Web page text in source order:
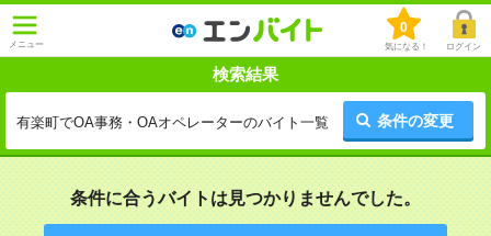
メニュー
0
気になる！ ログイン
検索結果
有楽町でOA事務・OAオペレーターのバイト一覧 条件の変更
条件に合うバイトは見つかりませんでした。